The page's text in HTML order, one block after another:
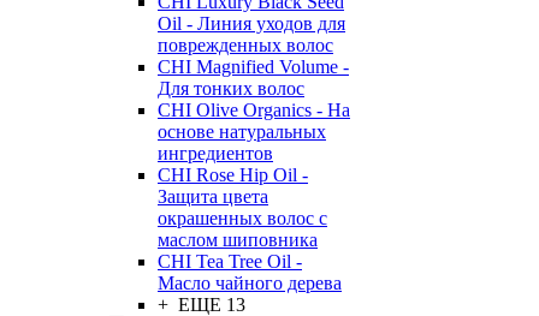
Oil - Линия уходов для
поврежденных волос
CHI Magnified Volume -
Для тонких волос
CHI Olive Organics - На
основе натуральных
ингредиентов
CHI Rose Hip Oil -
Защита цвета
окрашенных волос с
маслом шиповника
CHI Tea Tree Oil -
Масло чайного дерева
+ ЕЩЕ 13